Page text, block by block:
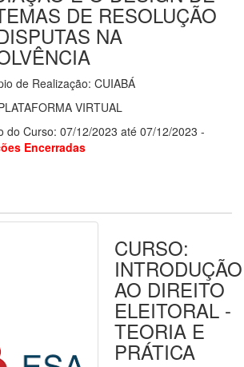
DE RESOLUÇÃO
NA
de Realização: CUIABÁ
VIRTUAL
do Curso: 07/12/2023 até 07/12/2023 -
Encerradas
CURSO:
INTRODUÇÃO
AO DIREITO
ELEITORAL -
TEORIA E
PRÁTICA